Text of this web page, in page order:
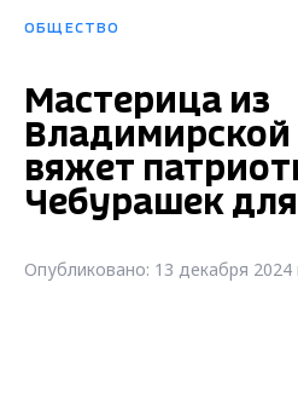
ОБЩЕСТВО
Мастерица из
Владимирской
вяжет
Чебурашек
Опубликовано: 13 декабря 2024